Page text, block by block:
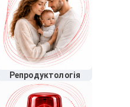
Репродуктологія